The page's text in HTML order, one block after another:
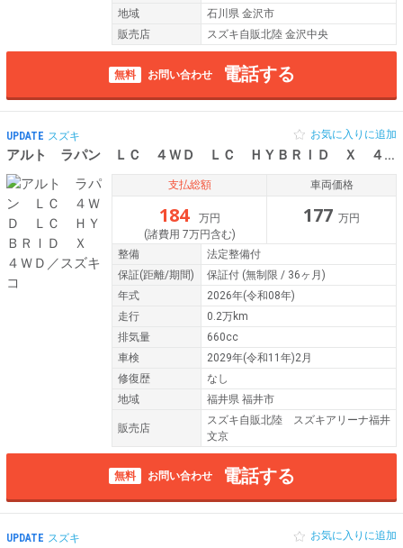
地域
石川県 金沢市
販売店
スズキ自販北陸 金沢中央
無料 お問い合わせ 電話する
UPDATE スズキ
アルト ラパン ＬＣ ４ＷＤ ＬＣ ＨＹＢＲＩＤ Ｘ ４ＷＤ／スズキコ
お気に入りに追加
支払総額
184
万円
(諸費用 7万円含む)
車両価格
177 万円
整備
法定整備付
保証(距離/期間) 保証付 (無制限 / 36ヶ月)
年式
2026年(令和08年)
走行
0.2万km
排気量
660cc
車検
2029年(令和11年)2月
修復歴
なし
地域
福井県 福井市
販売店
スズキ自販北陸 スズキアリーナ福井
文京
無料 お問い合わせ 電話する
UPDATE スズキ お気に入りに追加